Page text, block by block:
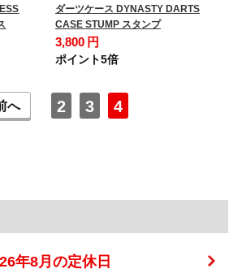
ダーツケース DYNASTY DARTS
CASE STUMP スタンプ
3,800 円
ポイント5倍
へ 2 3 4
年8月の定休日